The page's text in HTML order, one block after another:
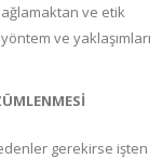
ve etik
ve yaklaşımları
gerekirse işten